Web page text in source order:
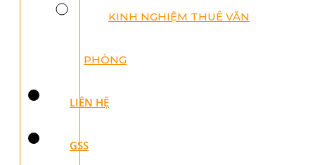
KINH NGHIỆM THUÊ VĂN
PHÒNG
LIÊN HỆ
GSS